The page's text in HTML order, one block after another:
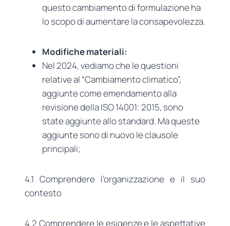
questo cambiamento di formulazione ha
lo scopo di aumentare la consapevolezza.
Modifiche materiali:
Nel 2024, vediamo che le questioni
relative al “Cambiamento climatico”,
aggiunte come emendamento alla
revisione della ISO 14001: 2015, sono
state aggiunte allo standard. Ma queste
aggiunte sono di nuovo le clausole
principali;
4.1 Comprendere l’organizzazione e il suo
contesto
4.2 Comprendere le esigenze e le aspettative